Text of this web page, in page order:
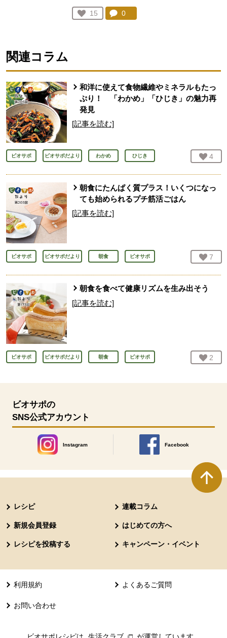
お気に入り登録：
15
人が登録
コメント：
0
関連コラム
和洋に使えて食物繊維やミネラルもたっ
ぷり！ 「わかめ」「ひじき」の魅力再
発見
[記事を読む]
ビオサポ ビオサポだより わかめ ひじき お気
4
朝食にたんぱく質プラス！いくつになっ
ても始められるプチ筋活ごはん
[記事を読む]
ビオサポ ビオサポだより 朝食 ビオサポ お気
7
朝食を食べて健康リズムを生み出そう
[記事を読む]
ビオサポ ビオサポだより 朝食 ビオサポ お気
2
ビオサポの
SNS公式アカウント
Instagram
別のウィンドウで開きます。
Facebook
別のウィンドウで開きます
レシピ 連載コラム
新規会員登録 はじめての方へ
レシピを投稿する キャンペーン・イベント
利用規約 よくあるご質問
お問い合わせ